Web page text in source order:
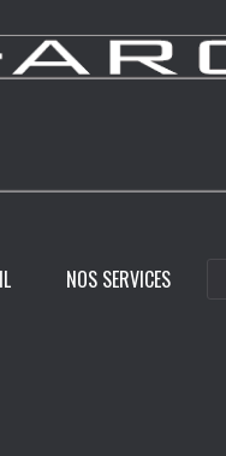
NOS SERVICES